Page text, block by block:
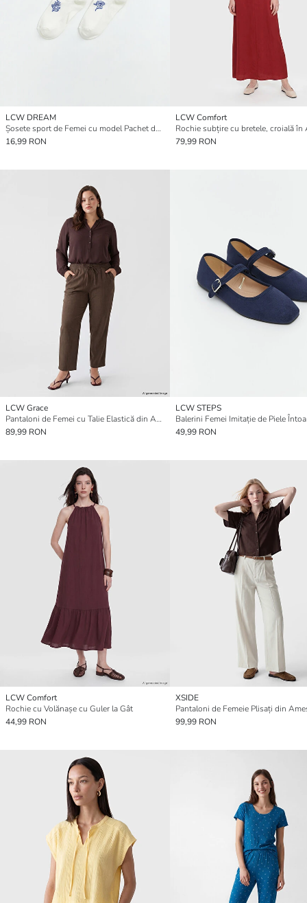
LCW DREAM
Șosete sport de Femei cu model Pachet de 5
16,99 RON
LCW Comfort
79,99 RON
LCW Grace
Pantaloni de Femei cu Talie Elastică din Amestec de In
89,99 RON
LCW STEPS
Balerini Femei Imitație de Piele
49,99 RON
LCW Comfort
Rochie cu Volănașe cu Guler la Gât
44,99 RON
XSIDE
99,99 RON